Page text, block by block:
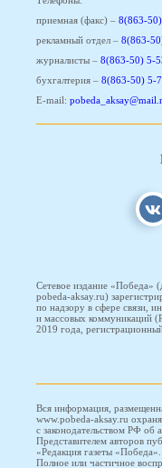
приемная (факс) – 8(863-
рекламный отдел – 8(863-
журналисты – 8(863-50) 5-
бухгалтерия – 8(863-50) 5-
E-mail:
Сетевое издание «Победа»
pobeda-aksay.ru)
по надзору в сфере связи,
и массовых коммуникаций
2019 года,
Вся информация,
www.pobeda-aksay.ru
с законодательством РФ об
Представителем авторов
«Редакция газеты «Победа».
Полное или частичное